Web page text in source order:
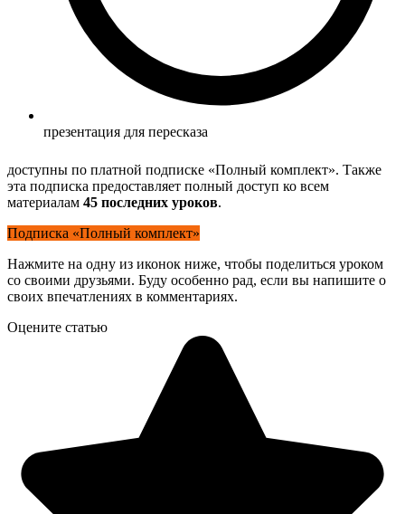
презентация для пересказа
доступны по платной подписке «Полный комплект». Также
эта подписка предоставляет полный доступ ко всем
материалам 45 последних уроков.
Подписка «Полный комплект»
Нажмите на одну из иконок ниже, чтобы поделиться уроком
со своими друзьями. Буду особенно рад, если вы напишите о
своих впечатлениях в комментариях.
Оцените статью